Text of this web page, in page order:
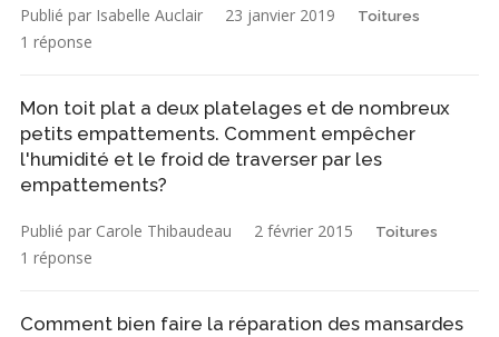
Publié par Isabelle Auclair 23 janvier 2019 Toitures
1 réponse
Mon toit plat a deux platelages et de nombreux
petits empattements. Comment empêcher
l'humidité et le froid de traverser par les
empattements?
Publié par Carole Thibaudeau 2 février 2015 Toitures
1 réponse
Comment bien faire la réparation des mansardes